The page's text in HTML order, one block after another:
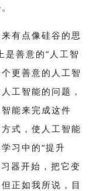
有点像硅谷的思
是善意的”人工智
更善意的人工智
工智能的问题，
能来完成这件
式，使人工智能
习中的“提升
器开始，把它变
正如我所说，目